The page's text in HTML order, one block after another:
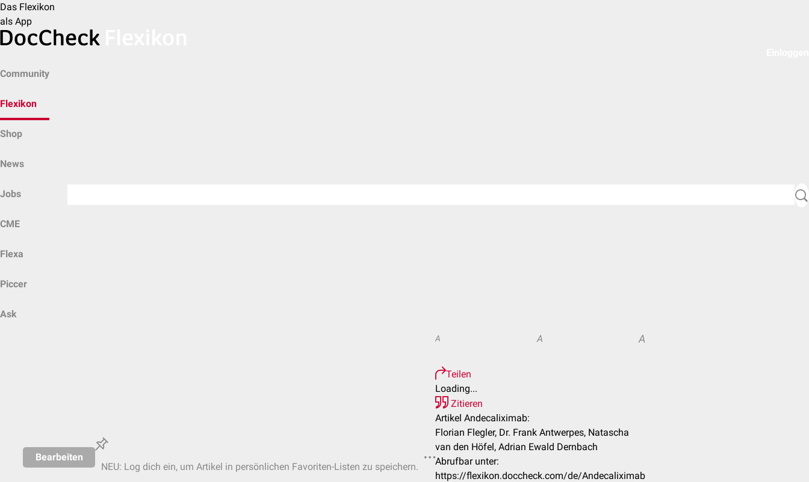
Das Flexikon
als App
Community
Flexikon
Shop
News
Jobs
CME
Flexa
Piccer
Ask
Bearbeiten
NEU: Log dich ein, um Artikel in persönlichen Favoriten-Listen zu speichern.
A A A
Teilen
Loading...
Zitieren
Artikel Andecaliximab:
Florian Flegler, Dr. Frank Antwerpes, Natascha
van den Höfel, Adrian Ewald Dernbach
Abrufbar unter:
https://flexikon.doccheck.com/de/Andecaliximab